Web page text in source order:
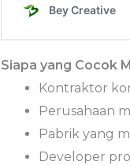
Siapa yang Cocok
Kontraktor
Perusahaan
Pabrik yang
Developer